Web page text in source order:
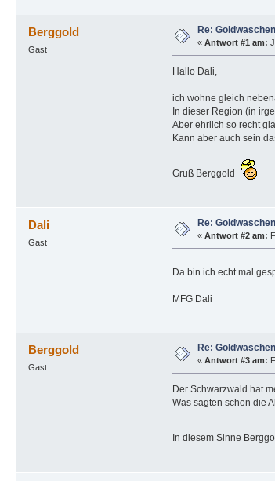
Berggold
Gast
Re:
« Antwort #1 am:
Hallo Dali,
ich wohne gleich
In dieser Region (in
Aber ehrlich so recht
Kann aber auch sein
Gruß Berggold
Dali
Gast
Re:
« Antwort #2 am:
Da bin ich echt mal
MFG Dali
Berggold
Gast
Re:
« Antwort #3 am:
Der Schwarzwald hat
Was sagten schon die
In diesem Sinne